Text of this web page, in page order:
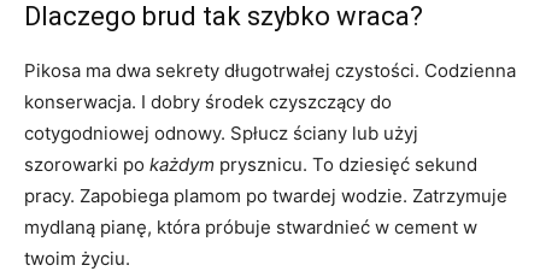
Dlaczego brud tak szybko wraca?
Pikosa ma dwa sekrety długotrwałej czystości. Codzienna
konserwacja. I dobry środek czyszczący do
cotygodniowej odnowy. Spłucz ściany lub użyj
szorowarki po każdym prysznicu. To dziesięć sekund
pracy. Zapobiega plamom po twardej wodzie. Zatrzymuje
mydlaną pianę, która próbuje stwardnieć w cement w
twoim życiu.